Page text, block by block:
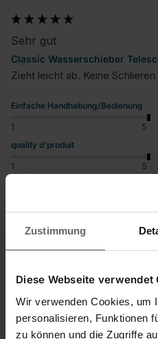
Zustimmung
Diese Webseite verwendet
Wir verwenden Cookies, um
personalisieren, Funktionen
zu können und die Zugriffe
Sehr gut
Classic Wasserschieber
Zieht leicht ab. Keine
Einfache Handhabung/Bedienung
1 5
quality d'produit
1 5
War diese Bewertung hilfreich? Ja
C